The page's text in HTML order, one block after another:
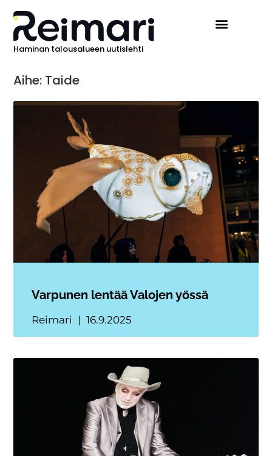
Haminan talousalueen uutislehti
Aihe: Taide
Varpunen lentää Valojen yössä
Reimari 16.9.2025